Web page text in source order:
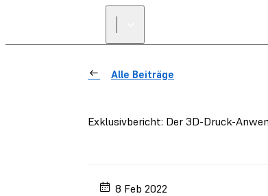
Alle Beiträge
Exklusivbericht: Der 3D-Druck-
8 Feb 2022